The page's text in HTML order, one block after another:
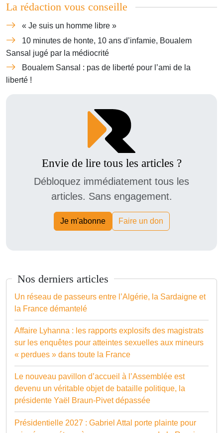
La rédaction vous conseille
« Je suis un homme libre »
10 minutes de honte, 10 ans d’infamie, Boualem
Sansal jugé par la médiocrité
Boualem Sansal : pas de liberté pour l’ami de la
liberté !
Envie de lire tous les articles ?
Débloquez immédiatement tous les
articles. Sans engagement.
Je m'abonne Faire un don
Nos derniers articles
Un réseau de passeurs entre l’Algérie, la Sardaigne et
la France démantelé
Affaire Lyhanna : les rapports explosifs des magistrats
sur les enquêtes pour atteintes sexuelles aux mineurs
« perdues » dans toute la France
Le nouveau pavillon d’accueil à l’Assemblée est
devenu un véritable objet de bataille politique, la
présidente Yaël Braun-Pivet dépassée
Présidentielle 2027 : Gabriel Attal porte plainte pour